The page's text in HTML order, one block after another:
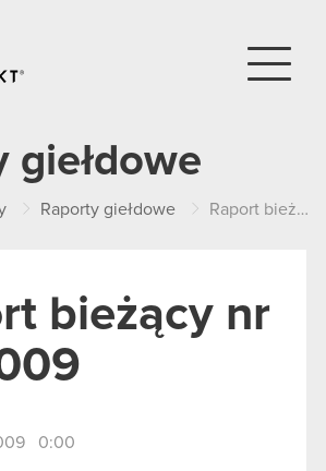
giełdowe
Raporty giełdowe Raport bieżący nr 43/2009
bieżący nr
0:00